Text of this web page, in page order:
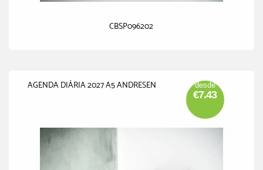
CBSP096202
AGENDA DIÁRIA 2027 A5 ANDRESEN desde
€7.43